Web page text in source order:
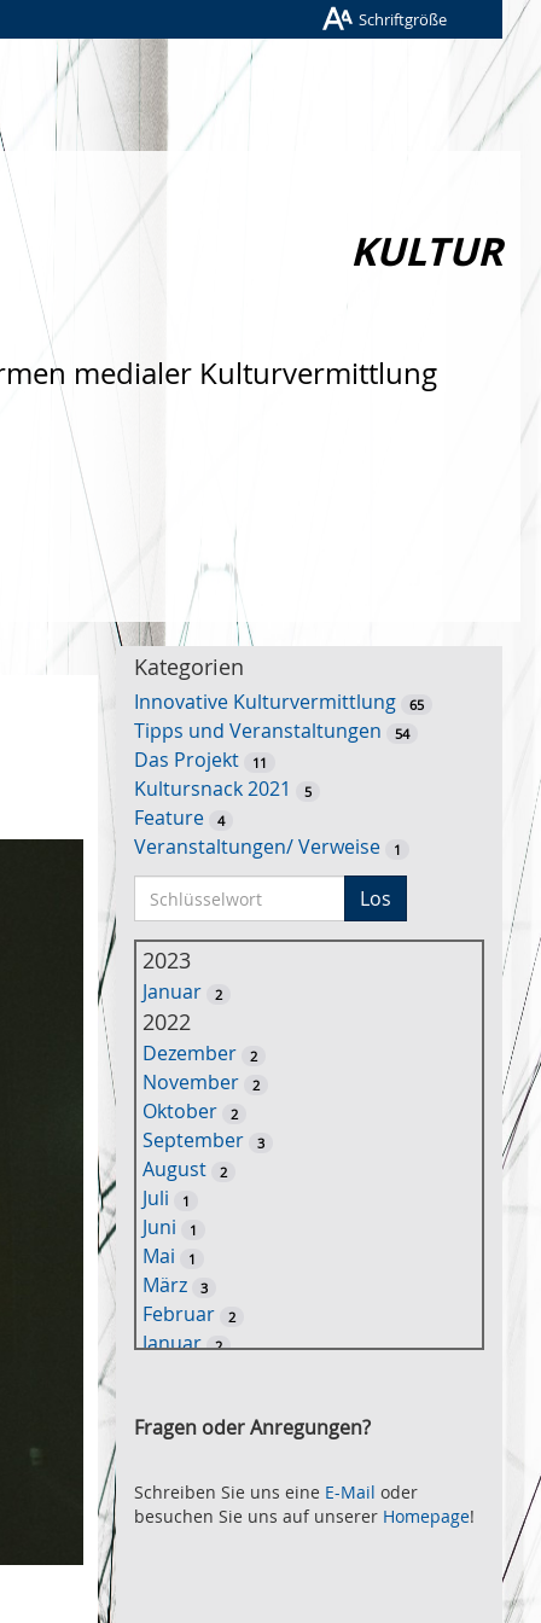
Schriftgröße
KULTUR
medialer Kulturvermittlung
Kategorien
Innovative Kulturvermittlung 65
Tipps und Veranstaltungen 54
Das Projekt 11
Kultursnack 2021 5
Feature 4
Veranstaltungen/ Verweise 1
c
h
ü
w
o
r
u
c
Los
2023
Januar 2
2022
Dezember 2
November 2
Oktober 2
September 3
August 2
Juli 1
Juni 1
Mai 1
März 3
Februar 2
Januar 2
Oktober 2
August 2
Juli 2
Fragen oder Anregungen?
Schreiben Sie uns eine E-Mail oder
besuchen Sie uns auf unserer Homepage!